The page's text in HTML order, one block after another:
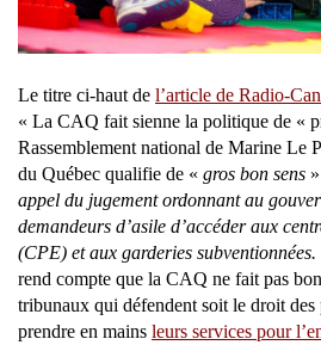
Le titre ci-haut de l’article de Radio-
« La CAQ fait sienne la politique de «
Rassemblement national de Marine Le
du Québec qualifie de « gros bon sens
appel du jugement ordonnant au
demandeurs d’asile d’accéder aux
(CPE) et aux garderies subventionnées.
rend compte que la CAQ ne fait pas
tribunaux qui défendent soit le droit des
prendre en mains leurs services pour